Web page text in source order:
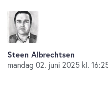
Steen Albrechtsen
mandag 02. juni 2025 kl.